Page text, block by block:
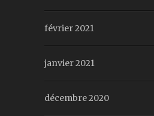
février 2021
janvier 2021
décembre 2020